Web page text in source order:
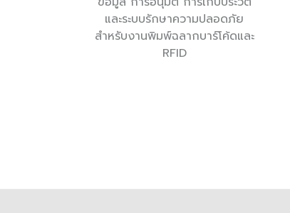
และระบบรักษาความปลอดภัย
สำหรับงานพิมพ์ฉลากบาร์โค้ดและ
RFID